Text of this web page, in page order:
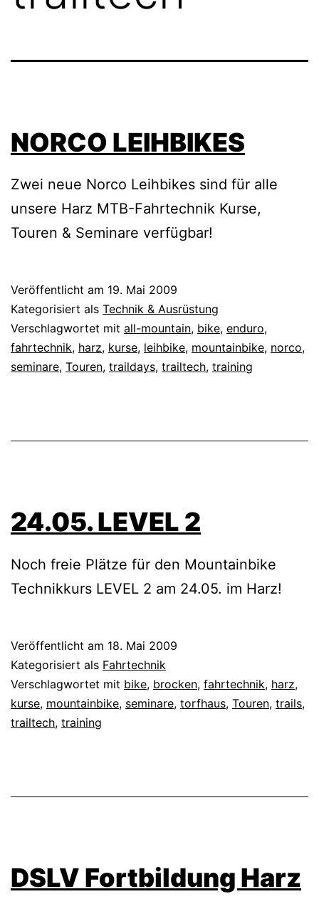
NORCO LEIHBIKES
Zwei neue Norco Leihbikes sind für alle
unsere Harz MTB-Fahrtechnik Kurse,
Touren & Seminare verfügbar!
Veröffentlicht am 19. Mai 2009
Kategorisiert als Technik & Ausrüstung
Verschlagwortet mit all-mountain, bike, enduro,
fahrtechnik, harz, kurse, leihbike, mountainbike, norco,
seminare, Touren, traildays, trailtech, training
24.05. LEVEL 2
Noch freie Plätze für den Mountainbike
Technikkurs LEVEL 2 am 24.05. im Harz!
Veröffentlicht am 18. Mai 2009
Kategorisiert als Fahrtechnik
Verschlagwortet mit bike, brocken, fahrtechnik, harz,
kurse, mountainbike, seminare, torfhaus, Touren, trails,
trailtech, training
DSLV Fortbildung Harz